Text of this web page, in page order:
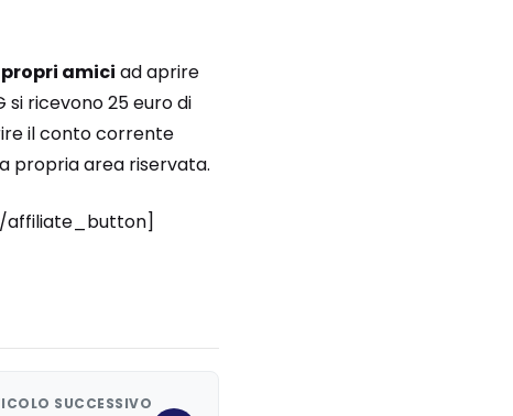
amici ad aprire
si ricevono 25 euro di
il conto corrente
propria area riservata.
affiliate_button]
SUCCESSIVO